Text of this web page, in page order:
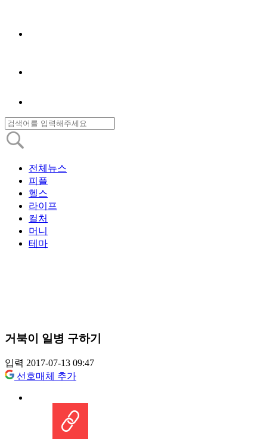
전체뉴스
피플
헬스
라이프
컬처
머니
테마
거북이 일병 구하기
입력 2017-07-13 09:47
선호매체 추가